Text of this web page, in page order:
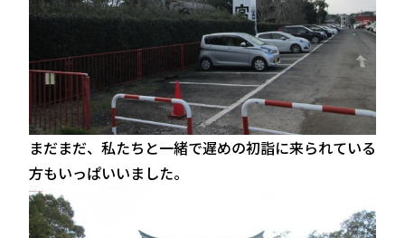
まだまだ、私たちと一緒で遅めの初詣に来られている
方もいっぱいいました。